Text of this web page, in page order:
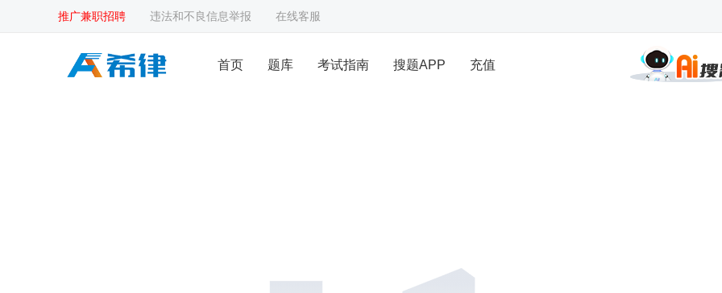
推广兼职招聘 违法和不良信息举报 在线客服
首页 题库 考试指南 搜题APP 充值